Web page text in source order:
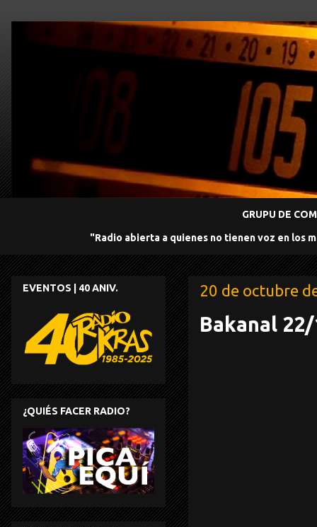
GRUPU DE
"Radio abierta a quienes no tienen voz en los
20 de octubre
Bakanal
EVENTOS | 40 ANIV.
¿QUIÉS FACER RADIO?